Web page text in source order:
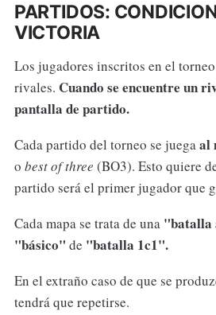
PARTIDOS:
VICTORIA
Los jugadores inscritos en el
rivales. Cuando se encuentre un
pantalla de partido.
Cada partido del torneo se juegaal
o best of three (BO3). Esto quiere
partido será el primer jugador que
Cada mapa se trata de una "batalla
"básico" de "batalla 1c1".
En el extraño caso de que se
tendrá que repetirse.